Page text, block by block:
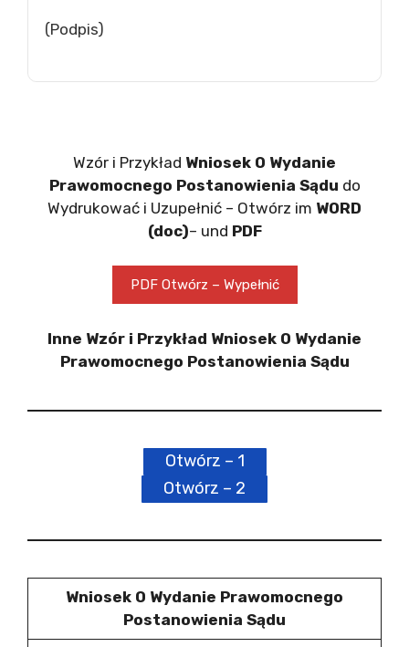
(Podpis)
Wzór i Przykład Wniosek O Wydanie
Prawomocnego Postanowienia Sądu do
Wydrukować i Uzupełnić – Otwórz im WORD
(doc)– und PDF
PDF Otwórz – Wypełnić
Inne Wzór i Przykład Wniosek O Wydanie
Prawomocnego Postanowienia Sądu
Otwórz – 1
Otwórz – 2
Wniosek O Wydanie Prawomocnego
Postanowienia Sądu